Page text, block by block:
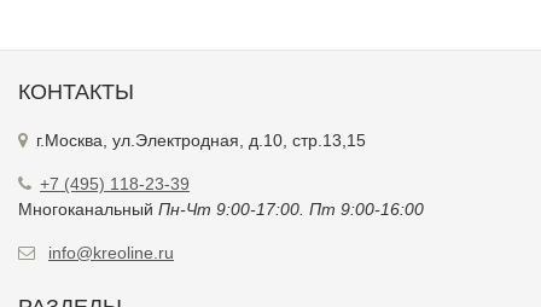
КОНТАКТЫ
г.Москва, ул.Электродная, д.10, стр.13,15
+7 (495) 118-23-39
Многоканальный Пн-Чт 9:00-17:00. Пт 9:00-16:00
info@kreoline.ru